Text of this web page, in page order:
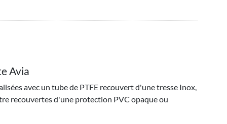
Avia
avec un tube de PTFE recouvert d'une tresse Inox,
recouvertes d'une protection PVC opaque ou